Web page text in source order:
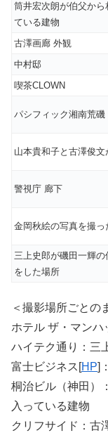
筒井宏次朗が伯父から
ている建物
古澤画廊 外観
中村邸
喫茶CLOWN
パシフィック湘南荒磯
山本貴和子と古澤俊
警視庁 廊下
金岡秋絵の写真を撮っ
三上史郎が磯田一輝
をした場所
＜撮影場所ごとの
ホテル ザ・マンハ
ハイテク通り：三
富士ビジネス[ HP
桐治ビル（神田）
入っている建物
クリフサイド：古